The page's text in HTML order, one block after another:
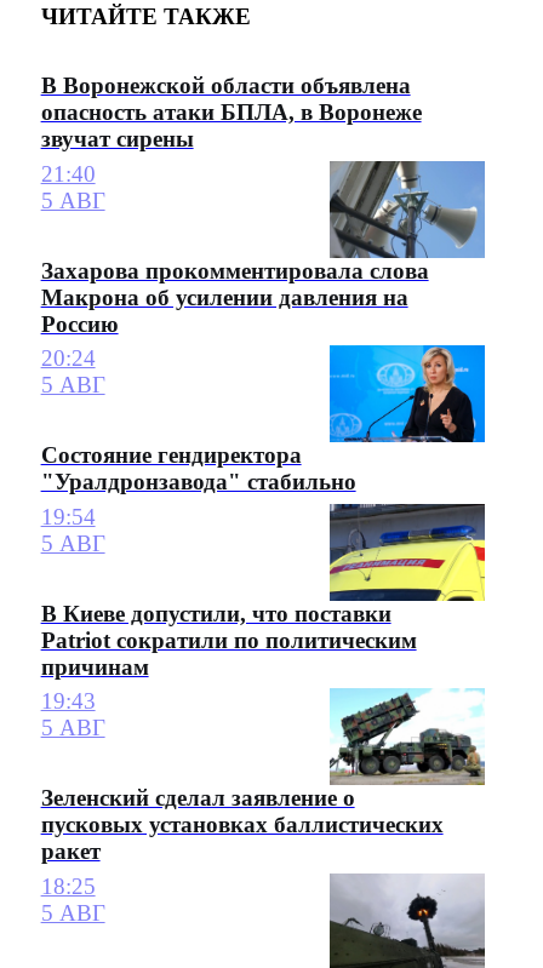
ЧИТАЙТЕ ТАКЖЕ
В Воронежской области объявлена
опасность атаки БПЛА, в Воронеже
звучат сирены
21:40
5 АВГ
Захарова прокомментировала слова
Макрона об усилении давления на
Россию
20:24
5 АВГ
Состояние гендиректора
"Уралдронзавода" стабильно
19:54
5 АВГ
В Киеве допустили, что поставки
Patriot сократили по политическим
причинам
19:43
5 АВГ
Зеленский сделал заявление о
пусковых установках баллистических
ракет
18:25
5 АВГ